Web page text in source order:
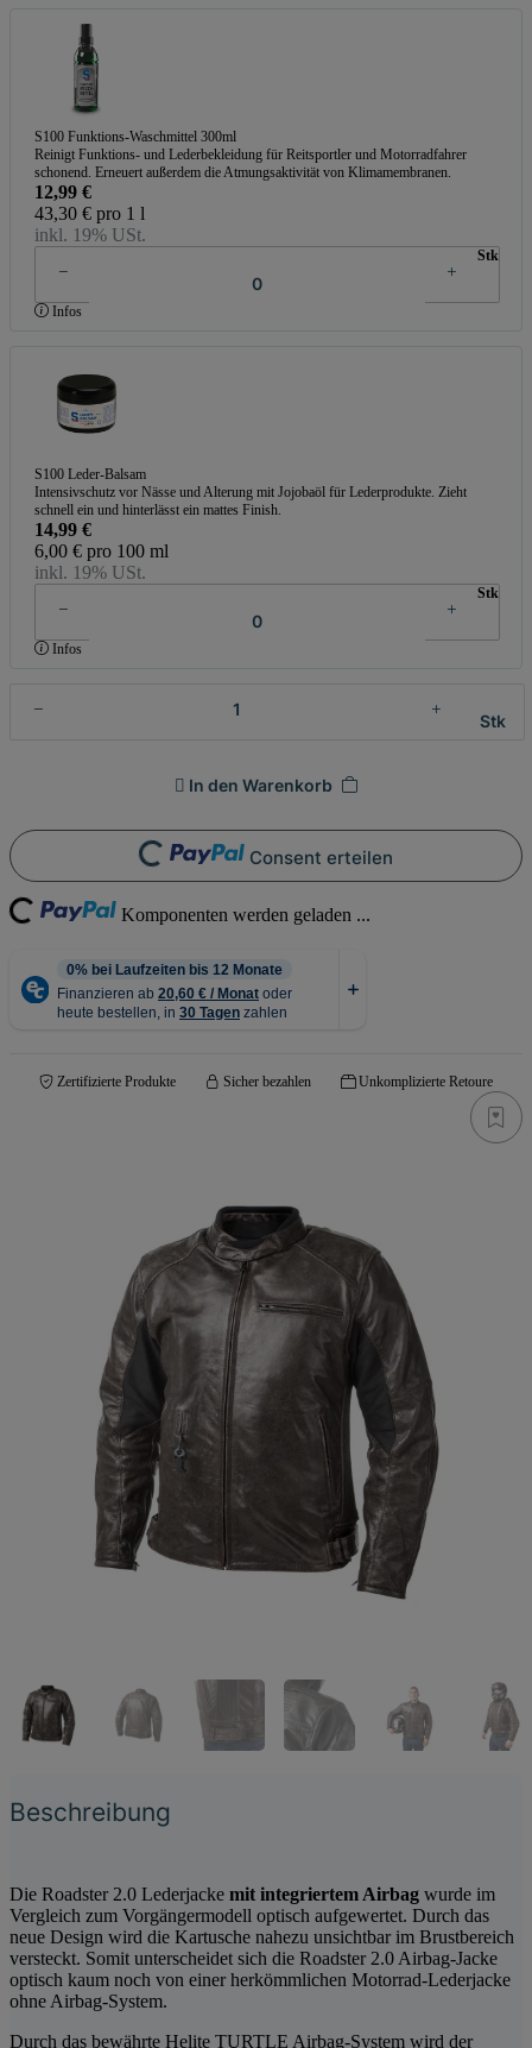
S100 Funktions-Waschmittel 300ml
Reinigt Funktions- und Lederbekleidung für Reitsportler und Motorradfahrer
schonend. Erneuert außerdem die Atmungsaktivität von Klimamembranen.
12,99 €
43,30 € pro 1 l
inkl. 19% USt.
Stk
Infos
S100 Leder-Balsam
Intensivschutz vor Nässe und Alterung mit Jojobaöl für Lederprodukte. Zieht
schnell ein und hinterlässt ein mattes Finish.
14,99 €
6,00 € pro 100 ml
inkl. 19% USt.
Stk
Infos
Stk
In den Warenkorb
Loading... Consent erteilen
Loading... Komponenten werden geladen ...
Zertifizierte Produkte Sicher bezahlen Unkomplizierte Retoure
Beschreibung
Die Roadster 2.0 Lederjacke mit integriertem Airbag wurde im
Vergleich zum Vorgängermodell optisch aufgewertet. Durch das
neue Design wird die Kartusche nahezu unsichtbar im Brustbereich
versteckt. Somit unterscheidet sich die Roadster 2.0 Airbag-Jacke
optisch kaum noch von einer herkömmlichen Motorrad-Lederjacke
ohne Airbag-System.
Durch das bewährte Helite TURTLE Airbag-System wird der